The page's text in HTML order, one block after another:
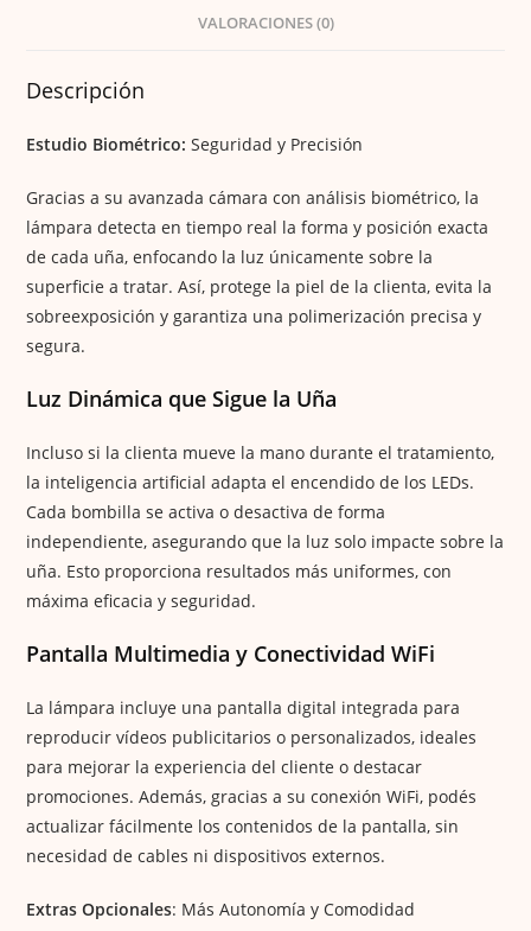
VALORACIONES (0)
Descripción
Estudio Biométrico: Seguridad y Precisión
Gracias a su avanzada cámara con análisis biométrico, la
lámpara detecta en tiempo real la forma y posición exacta
de cada uña, enfocando la luz únicamente sobre la
superficie a tratar. Así, protege la piel de la clienta, evita la
sobreexposición y garantiza una polimerización precisa y
segura.
Luz Dinámica que Sigue la Uña
Incluso si la clienta mueve la mano durante el tratamiento,
la inteligencia artificial adapta el encendido de los LEDs.
Cada bombilla se activa o desactiva de forma
independiente, asegurando que la luz solo impacte sobre la
uña. Esto proporciona resultados más uniformes, con
máxima eficacia y seguridad.
Pantalla Multimedia y Conectividad WiFi
La lámpara incluye una pantalla digital integrada para
reproducir vídeos publicitarios o personalizados, ideales
para mejorar la experiencia del cliente o destacar
promociones. Además, gracias a su conexión WiFi, podés
actualizar fácilmente los contenidos de la pantalla, sin
necesidad de cables ni dispositivos externos.
Extras Opcionales: Más Autonomía y Comodidad